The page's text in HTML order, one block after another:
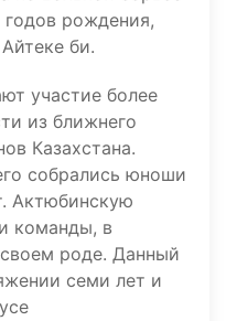
рождения,
би.
участие более
из ближнего
Казахстана.
собрались юноши
Актюбинскую
команды, в
роде. Данный
семи лет и